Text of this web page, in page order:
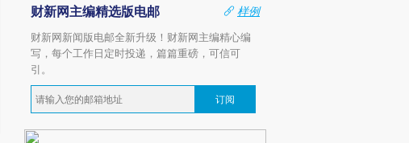
财新网主编精选版电邮
样例
财新网新闻版电邮全新升级！财新网主编精心编
写，每个工作日定时投递，篇篇重磅，可信可
引。
订阅